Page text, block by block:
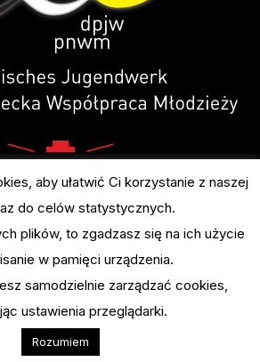
aby ułatwić Ci korzystanie z naszej
do celów statystycznych.
plików, to zgadzasz się na ich użycie
w pamięci urządzenia.
samodzielnie zarządzać cookies,
ustawienia przeglądarki.
Rozumiem